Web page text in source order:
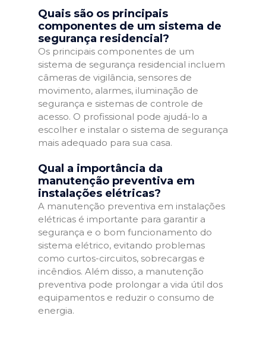
Quais são os principais
componentes de um sistema de
segurança residencial?
Os principais componentes de um
sistema de segurança residencial incluem
câmeras de vigilância, sensores de
movimento, alarmes, iluminação de
segurança e sistemas de controle de
acesso. O profissional pode ajudá-lo a
escolher e instalar o sistema de segurança
mais adequado para sua casa.
Qual a importância da
manutenção preventiva em
instalações elétricas?
A manutenção preventiva em instalações
elétricas é importante para garantir a
segurança e o bom funcionamento do
sistema elétrico, evitando problemas
como curtos-circuitos, sobrecargas e
incêndios. Além disso, a manutenção
preventiva pode prolongar a vida útil dos
equipamentos e reduzir o consumo de
energia.